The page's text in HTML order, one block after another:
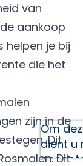
van
aankoop
helpen je bij
die het
zijn in de
Dit
Dit
Om
dient u